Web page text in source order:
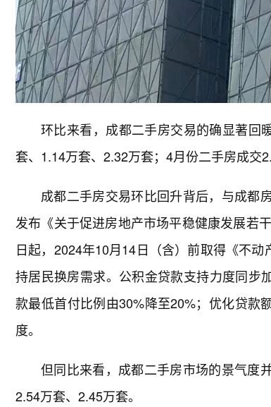
环比来看，成都二手房交易的确显著回
套、1.14万套、2.32万套；4月份二手房成交
成都二手房交易环比回升背后，与成都
发布《关于促进房地产市场平稳健康发展若
日起，2024年10月14日（含）前取得《不
持居民换房需求。公积金贷款支持力度同步
款最低首付比例由30%降至20%；优化贷款
度。
但同比来看，成都二手房市场的景气度
2.54万套、2.45万套。